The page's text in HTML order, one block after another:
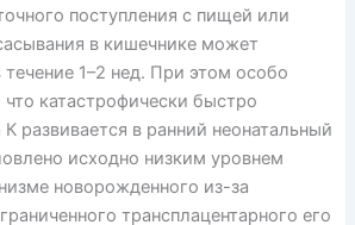
поступления с пищей или
в кишечнике может
1–2 нед. При этом особо
катастрофически быстро
развивается в ранний неонатальный
исходно низким уровнем
новорожденного из-за
трансплацентарного его